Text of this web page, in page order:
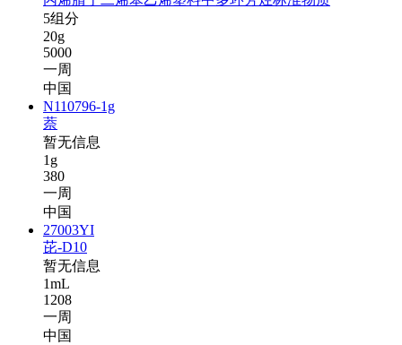
5组分
20g
5000
一周
中国
N110796-1g
萘
暂无信息
1g
380
一周
中国
27003YI
芘-D10
暂无信息
1mL
1208
一周
中国